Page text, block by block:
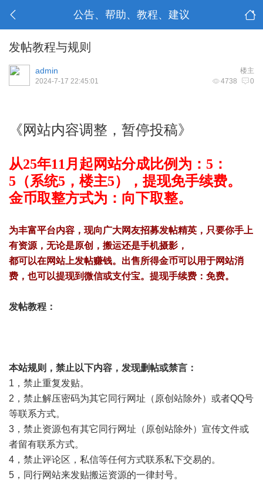
公告、帮助、教程、建议
发帖教程与规则
楼主
admin
4738 0
2024-7-17 22:45:01
《网站内容调整，暂停投稿》
从25年11月起网站分成比例为：5：
5（系统5，楼主5），提现免手续费。
金币取整方式为：向下取整。
为丰富平台内容，现向广大网友招募发帖精英，只要你手上
有资源，无论是原创，搬运还是手机摄影，
都可以在网站上发帖赚钱。出售所得金币可以用于网站消
费，也可以提现到微信或支付宝。提现手续费：免费。
发帖教程：
本站规则，禁止以下内容，发现删帖或禁言：
1，禁止重复发贴。
2，禁止解压密码为其它同行网址（原创站除外）或者QQ号
等联系方式。
3，禁止资源包有其它同行网址（原创站除外）宣传文件或
者留有联系方式。
4，禁止评论区，私信等任何方式联系私下交易的。
5，同行网站来发贴搬运资源的一律封号。